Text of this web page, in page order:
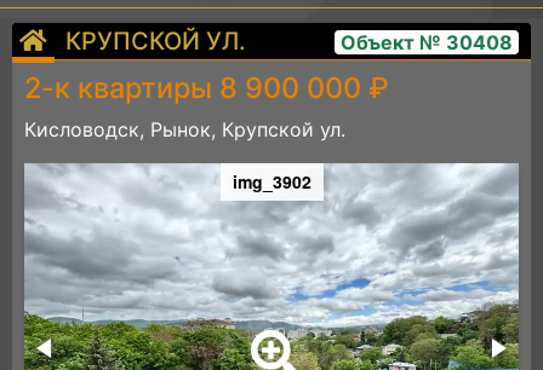
КРУПСКОЙ УЛ. Объект № 30408
2-к квартиры 8 900 000 ₽
Кисловодск, Рынок, Крупской ул.
img_3902